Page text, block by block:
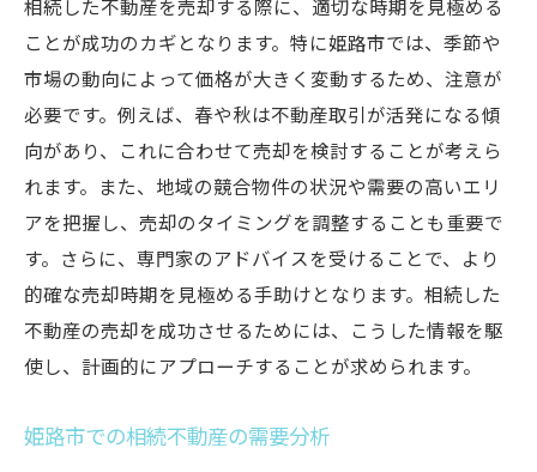
相続した不動産を売却する際に、適切な時期を見極める
ことが成功のカギとなります。特に姫路市では、季節や
市場の動向によって価格が大きく変動するため、注意が
必要です。例えば、春や秋は不動産取引が活発になる傾
向があり、これに合わせて売却を検討することが考えら
れます。また、地域の競合物件の状況や需要の高いエリ
アを把握し、売却のタイミングを調整することも重要で
す。さらに、専門家のアドバイスを受けることで、より
的確な売却時期を見極める手助けとなります。相続した
不動産の売却を成功させるためには、こうした情報を駆
使し、計画的にアプローチすることが求められます。
姫路市での相続不動産の需要分析